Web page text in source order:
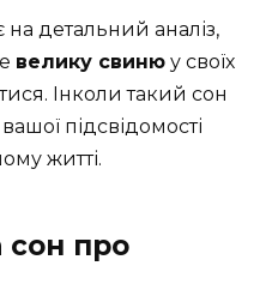
детальний аналіз,
велику свиню у своїх
Інколи такий сон
підсвідомості
житті.
сон про